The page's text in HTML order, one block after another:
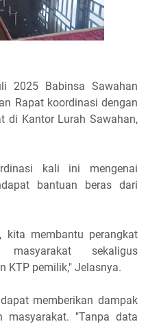
2025 Babinsa Sawahan
Rapat koordinasi dengan
di Kantor Lurah Sawahan,
kali ini mengenai
bantuan beras dari
kita membantu perangkat
masyarakat sekaligus
KTP pemilik," Jelasnya.
memberikan dampak
masyarakat. "Tanpa data